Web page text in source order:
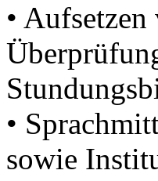
•
•
sowie